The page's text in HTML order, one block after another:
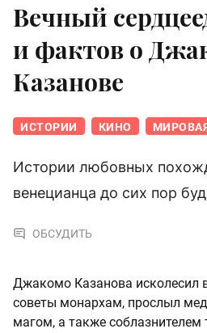
Вечный
и фактов о
Казанове
ИСТОРИИ КИНО
Истории любовных
венецианца до сих пор
ОБСУДИТЬ
Джакомо Казанова исколесил
советы монархам, прослыл
магом, а также соблазнителем